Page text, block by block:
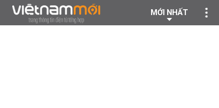
MỚI NHẤT